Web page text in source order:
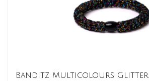
Banditz Multicolours Glitter